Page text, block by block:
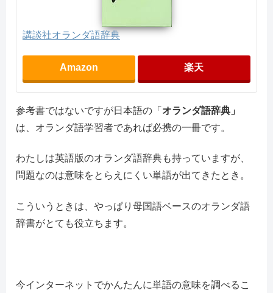
講談社オランダ語辞典
Amazon 楽天
参考書ではないですが日本語の「オランダ語辞典」
は、オランダ語学習者であれば必携の一冊です。
わたしは英語版のオランダ語辞典も持っていますが、
問題なのは意味をとらえにくい単語が出てきたとき。
こういうときは、やっぱり母国語ベースのオランダ語
辞書がとても役立ちます。
今インターネットでかんたんに単語の意味を調べるこ